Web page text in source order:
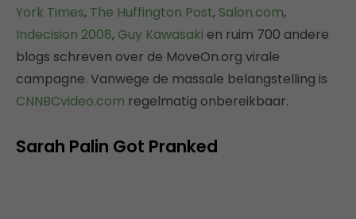
York Times, The Huffington Post, Salon.com,
Indecision 2008, Guy Kawasaki en ruim 700 andere
blogs schreven over de MoveOn.org virale
campagne. Vanwege de massale belangstelling is
CNNBCvideo.com regelmatig onbereikbaar.
Sarah Palin Got Pranked